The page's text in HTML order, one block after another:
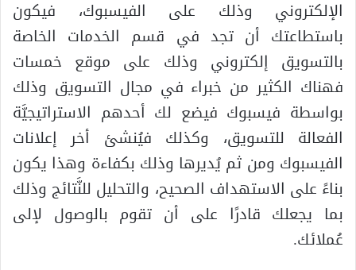
الإلكتروني وذلك على الفيسبوك، فيكون
باستطاعتك أن تجد في قسم الخدمات الخاصة
بالتسويق إلكتروني وذلك على موقع خمسات
فهناك الكثير من خبراء في مجال التسويق وذلك
بواسطة فيسبوك فيضع لك أحدهم الاستراتيجيَّة
الفعالة للتسويق، وكذلك فيُنشئ أخر إعلانات
الفيسبوك ومن ثم يُديرها وذلك بكفاءة وهذا يكون
بناءً على الاستهداف الصحيح، والتحليل للنَّتائج وذلك
بما يجعلك قادرًا على أن تقوم بالوصول لإلى
عُملائك.